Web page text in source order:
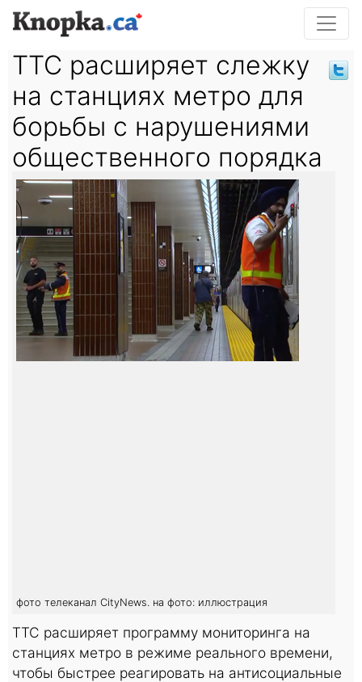
TTC расширяет слежку
на станциях метро для
борьбы с нарушениями
общественного порядка
фото телеканал CityNews. на фото: иллюстрация
TTC расширяет программу мониторинга на
станциях метро в режиме реального времени,
чтобы быстрее реагировать на антисоциальные